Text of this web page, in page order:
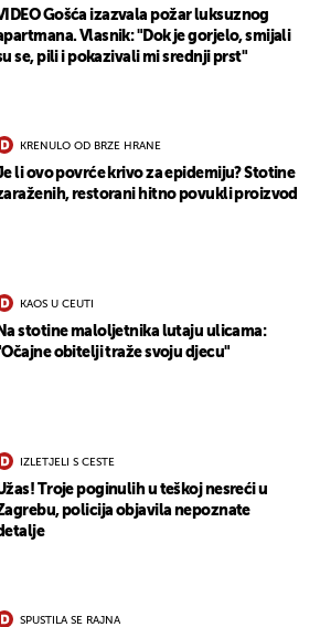
Gošća izazvala požar luksuznog
Vlasnik: "Dok je gorjelo, smijali
se, pili i pokazivali mi srednji prst"
KRENULO OD BRZE HRANE
li ovo povrće krivo za epidemiju? Stotine
restorani hitno povukli proizvod
KAOS U CEUTI
Na stotine maloljetnika lutaju ulicama:
obitelji traže svoju djecu"
IZLETJELI S CESTE
Troje poginulih u teškoj nesreći u
policija objavila nepoznate
SPUSTILA SE RAJNA